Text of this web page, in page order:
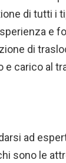
di tutti i
e
di
e carico al
ad
sono le